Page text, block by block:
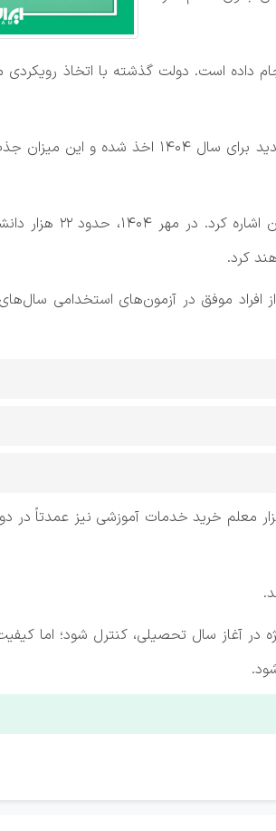
داده است. دولت گذشته با اتخاذ رویکردی
طبق اعلام علی فرهادی، سخنگوی وزارت آموزش و پرورش، مجوز
از جمله مهم‌ترین منابع تأمین
کرد.
از پذیرفته‌شدگان آزمون استخدامی سال جاری و 17 هزار نفر از افراد موفق
این آمار، 2 هزار معلم ورزش نیز مهر امسال کار خود را در مدارس آغاز می‌کنند. 26 هزار
در آغاز سال تحصیلی، کنترل شود؛ اما